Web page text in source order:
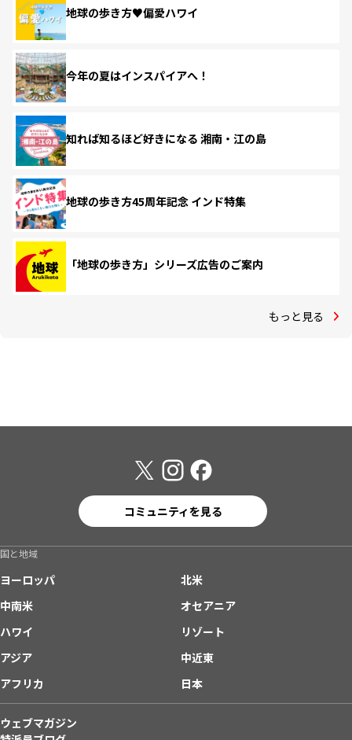
地球の歩き方♥偏愛ハワイ
今年の夏はインスパイアへ！
知れば知るほど好きになる 湘南・江の島
地球の歩き方45周年記念 インド特集
「地球の歩き方」シリーズ広告のご案内
もっと見る
コミュニティを見る
国と地域
ヨーロッパ
北米
中南米
オセアニア
ハワイ
リゾート
アジア
中近東
アフリカ
日本
ウェブマガジン